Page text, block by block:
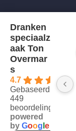
Dranken
speciaalz
aak Ton
Overmar
s
4.7
Gebaseerd op
449
beoordelingen
powered
by Goog e